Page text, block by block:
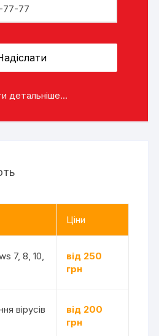
детальніше...
Ціни
7, 8, 10,
від 250
грн
вірусів
від 200
грн